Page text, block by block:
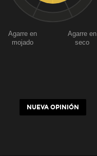
Agarre en
seco
Agarre en
mojado
NUEVA OPINIÓN